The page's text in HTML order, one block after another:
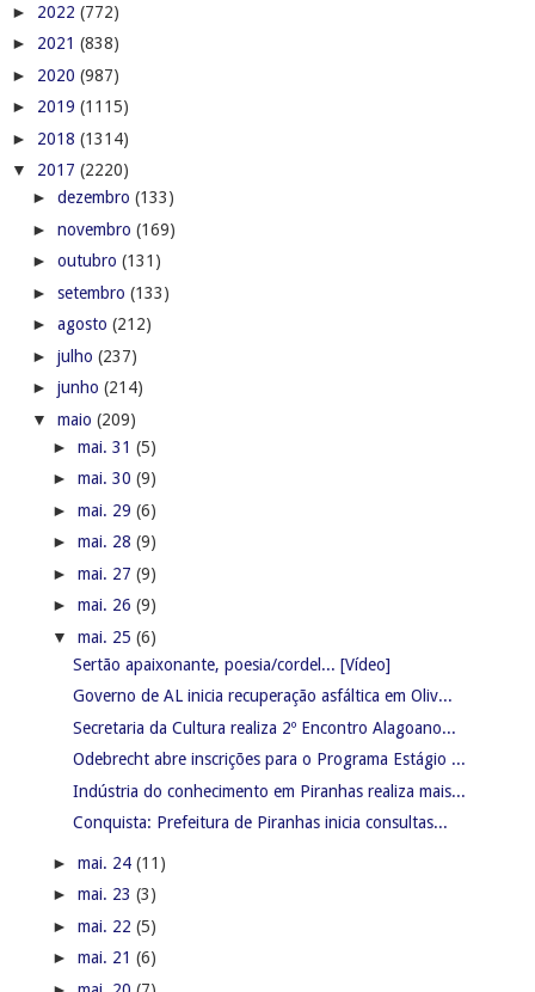
► 2022 (772)
► 2021 (838)
► 2020 (987)
► 2019 (1115)
► 2018 (1314)
▼ 2017 (2220)
► dezembro (133)
► novembro (169)
► outubro (131)
► setembro (133)
► agosto (212)
► julho (237)
► junho (214)
▼ maio (209)
► mai. 31 (5)
► mai. 30 (9)
► mai. 29 (6)
► mai. 28 (9)
► mai. 27 (9)
► mai. 26 (9)
▼ mai. 25 (6)
Sertão apaixonante, poesia/cordel... [Vídeo]
Governo de AL inicia recuperação asfáltica em Oliv...
Secretaria da Cultura realiza 2º Encontro Alagoano...
Odebrecht abre inscrições para o Programa Estágio ...
Indústria do conhecimento em Piranhas realiza mais...
Conquista: Prefeitura de Piranhas inicia consultas...
► mai. 24 (11)
► mai. 23 (3)
► mai. 22 (5)
► mai. 21 (6)